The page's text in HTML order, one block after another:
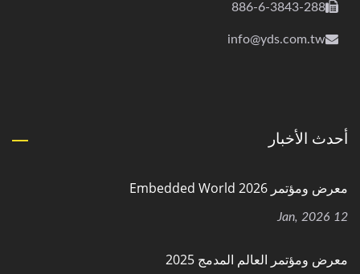
886-6-3843-288
info@yds.com.tw
أحدث الأخبار
معرض ومؤتمر Embedded World 2026
12 Jan, 2026
معرض ومؤتمر العالم المدمج 2025